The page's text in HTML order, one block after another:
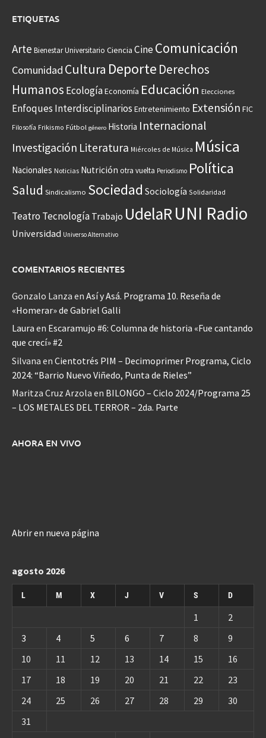
ETIQUETAS
Arte Bienestar Universitario Ciencia CineComunicación
Comunidad Cultura Deporte Derechos
Humanos EcologíaEconomía Educación Elecciones
Enfoques Interdisciplinarios Entretenimiento Extensión FIC
Filosofía Frikismo Fútbol género Historia Internacional
Investigación Literatura Miércoles de Música Música
Nacionales Noticias Nutrición otra vuelta Periodismo Política
Salud Sindicalismo Sociedad Sociología Solidaridad
Teatro Tecnología Trabajo UdelaR UNI Radio
Universidad Universo Alternativo
COMENTARIOS RECIENTES
Gonzalo Lanza en Así y Asá. Programa 10. Reseña de
«Homerar» de Gabriel Galli
Laura en Escaramujo #6: Columna de historia «Fue cantando
que crecí» #2
Silvana en Cientotrés PIM – Decimoprimer Programa, Ciclo
2024: “Barrio Nuevo Viñedo, Punta de Rieles”
Maritza Cruz Arzola en BILONGO – Ciclo 2024/Programa 25
– LOS METALES DEL TERROR – 2da. Parte
AHORA EN VIVO
Abrir en nueva página
agosto 2026
L M X J V S D
1
2
3
4 5 6 7 8
9
10
11 12 13 14 15
16
17
18 19 20 21 22
23
24
25 26 27 28 29
30
31